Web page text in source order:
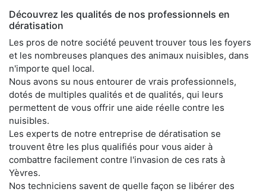
Découvrez les qualités de nos professionnels en
dératisation
Les pros de notre société peuvent trouver tous les foyers
et les nombreuses planques des animaux nuisibles, dans
n'importe quel local.
Nous avons su nous entourer de vrais professionnels,
dotés de multiples qualités et de qualités, qui leurs
permettent de vous offrir une aide réelle contre les
nuisibles.
Les experts de notre entreprise de dératisation se
trouvent être les plus qualifiés pour vous aider à
combattre facilement contre l'invasion de ces rats à
Yèvres.
Nos techniciens savent de quelle façon se libérer des